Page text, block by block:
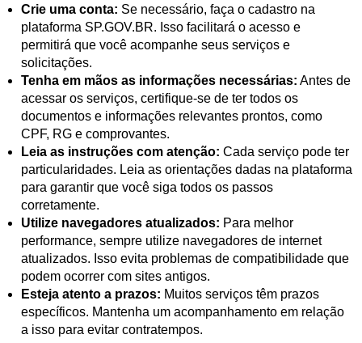
Crie uma conta: Se necessário, faça o cadastro na
plataforma SP.GOV.BR. Isso facilitará o acesso e
permitirá que você acompanhe seus serviços e
solicitações.
Tenha em mãos as informações necessárias: Antes de
acessar os serviços, certifique-se de ter todos os
documentos e informações relevantes prontos, como
CPF, RG e comprovantes.
Leia as instruções com atenção: Cada serviço pode ter
particularidades. Leia as orientações dadas na plataforma
para garantir que você siga todos os passos
corretamente.
Utilize navegadores atualizados: Para melhor
performance, sempre utilize navegadores de internet
atualizados. Isso evita problemas de compatibilidade que
podem ocorrer com sites antigos.
Esteja atento a prazos: Muitos serviços têm prazos
específicos. Mantenha um acompanhamento em relação
a isso para evitar contratempos.